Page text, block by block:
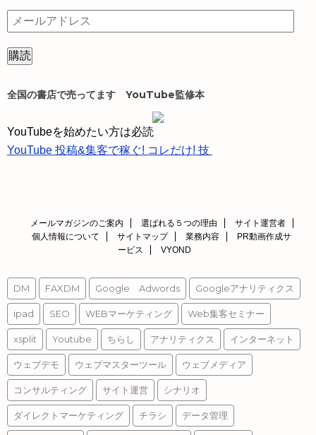
メ
ル
ド
ス
全国の書店で売ってます YouTube監修本
YouTubeを始めたい方は必読
YouTube 投稿&集客で稼ぐ! コレだけ! 技
メールマガジンのご案内 選ばれる５つの理由
サイト運営者
個人情報について
サイトマップ 業務内容
PR動画作成サ
ービス
VYOND
DM FAXDM Google Adwords Googleアナリティクス
ipad SEO WEBマーケティング Web集客セミナー
xsplit Youtube ちらし アナリティクス インターネット
ウェブデモ ウェブマスターツール ウェブメディア
コンサルティング サイト運営 シナリオ
ダイレクトマーケティング チラシ データ管理